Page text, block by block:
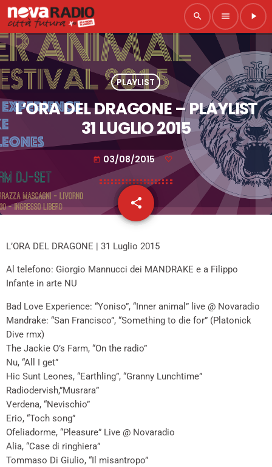
search menu play_arrow
PLAYLIST
L’ORA DEL DRAGONE – PLAYLIST
31 LUGLIO 2015
today 03/08/2015
share
email
L’ORA DEL DRAGONE | 31 Luglio 2015
Al telefono: Giorgio Mannucci dei MANDRAKE e a Filippo
Infante in arte NU
Bad Love Experience: “Yoniso”, “Inner animal” live @ Novaradio
Mandrake: “San Francisco”, “Something to die for” (Platonick
Dive rmx)
The Jackie O’s Farm, “On the radio”
Nu, “All I get”
Hic Sunt Leones, “Earthling”, “Granny Lunchtime”
Radiodervish,”Musrara”
Verdena, “Nevischio”
Erio, “Toch song”
Ofeliadorme, “Pleasure” Live @ Novaradio
Alia, “Case di ringhiera”
Tommaso Di Giulio, “Il misantropo”